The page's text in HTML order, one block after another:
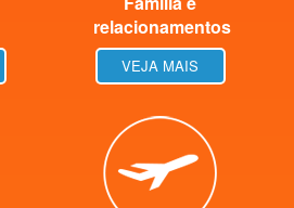
relacionamentos
VEJA MAIS